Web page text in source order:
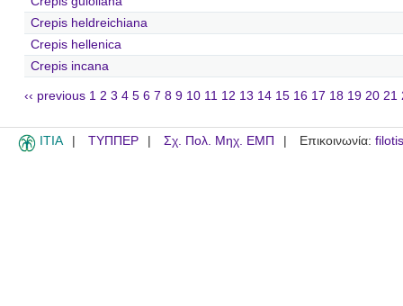
Crepis heldreichiana
Crepis hellenica
Crepis incana
‹‹ previous 1 2 3 4 5 6 7 8 9 10 11 12 13 14 15 16 17 18 19 20 21
ITIA ΤΥΠΠΕΡ Σχ. Πολ. Μηχ. ΕΜΠ Επικοινωνία: